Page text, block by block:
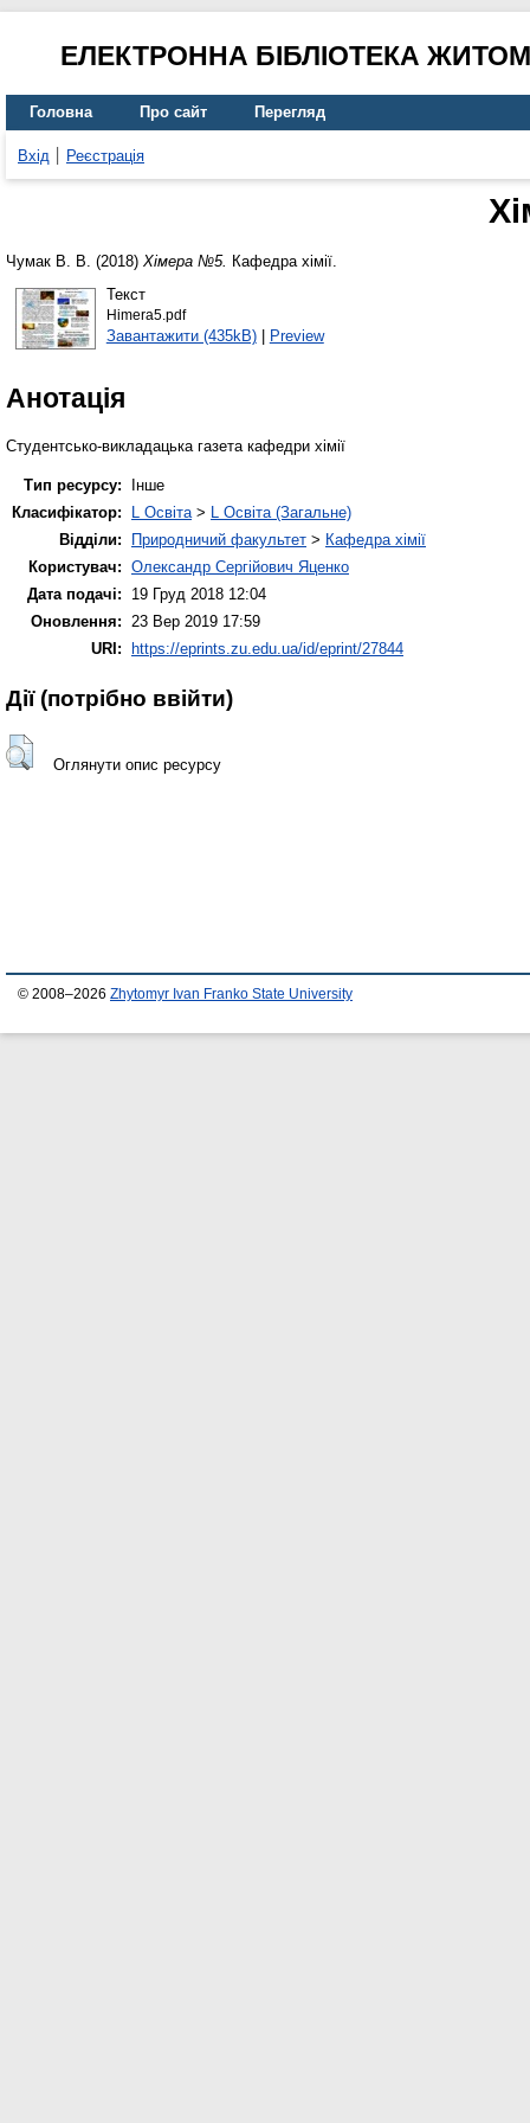
ЕЛЕКТРОННА БІБЛІОТЕКА
Головна Про сайт Перегляд
Вхід Реєстрація
Чумак В. В. (2018) Хімера №5. Кафедра хімії.
Текст
Himera5.pdf
Завантажити (435kB)| Preview
Анотація
Студентсько-викладацька газета кафедри хімії
Тип ресурсу:
Інше
Класифікатор:
L Освіта > L Освіта (Загальне)
Відділи:
Природничий факультет > Кафедра хімії
Користувач: Олександр Сергійович Яценко
Дата подачі:
19 Груд 2018 12:04
Оновлення:
23 Вер 2019 17:59
URI: https://eprints.zu.edu.ua/id/eprint/27844
Дії ​​(потрібно ввійти)
Оглянути опис ресурсу
© 2008–2026 Zhytomyr Ivan Franko State University